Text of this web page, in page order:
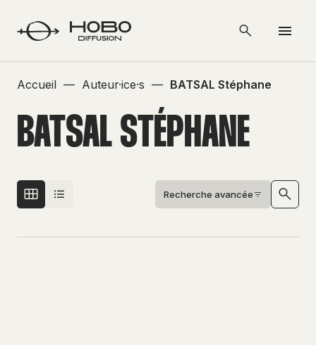
Accueil — Auteur·ice·s — BATSAL Stéphane
BATSAL STÉPHANE
Recherche avancée